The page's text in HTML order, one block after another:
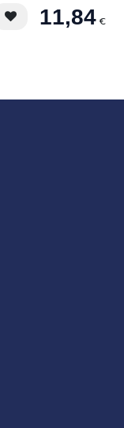
PARQUET POWERLINE
CX1 POWERLINE Miele
SNRF0 Miele SNRF3
11,84€